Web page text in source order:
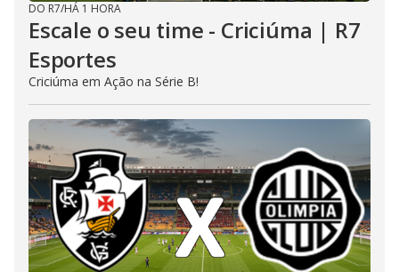
DO R7/HÁ 1 HORA
Escale o seu time - Criciúma | R7
Esportes
Criciúma em Ação na Série B!